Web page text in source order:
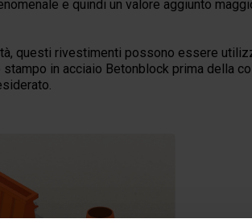
e quindi un valore aggiunto
questi rivestimenti possono essere
in acciaio Betonblock prima della